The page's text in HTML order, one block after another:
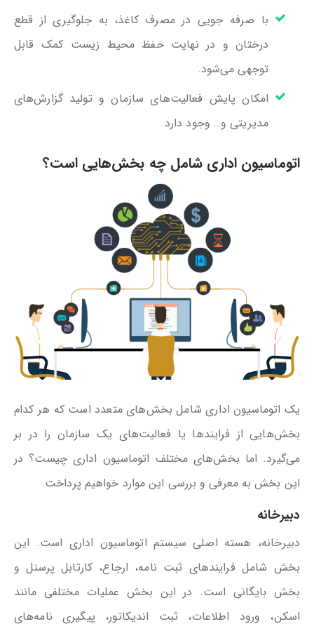
با صرفه جویی در مصرف کاغذ، به جلوگیری از قطع
درختان و در نهایت حفظ محیط زیست کمک قابل
توجهی می‌شود.
امکان پایش فعالیت‌های سازمان و تولید گزارش‌های
مدیریتی و… وجود دارد.
اتوماسیون اداری شامل چه بخش‌هایی است؟
یک اتوماسیون اداری شامل بخش‌های متعدد است که هر کدام
بخش‌هایی از فرایندها یا فعالیت‌های یک سازمان را در بر
می‌گیرد. اما بخش‌های مختلف اتوماسیون اداری چیست؟ در
این بخش به معرفی و بررسی این موارد خواهیم پرداخت.
دبیرخانه
دبیرخانه، هسته اصلی سیستم اتوماسیون اداری است. این
بخش شامل فرایندهای ثبت نامه، ارجاع، کارتابل پرسنل و
بخش بایگانی است. در این بخش عملیات مختلفی مانند
اسکن، ورود اطلاعات، ثبت اندیکاتور، پیگیری نامه‌های